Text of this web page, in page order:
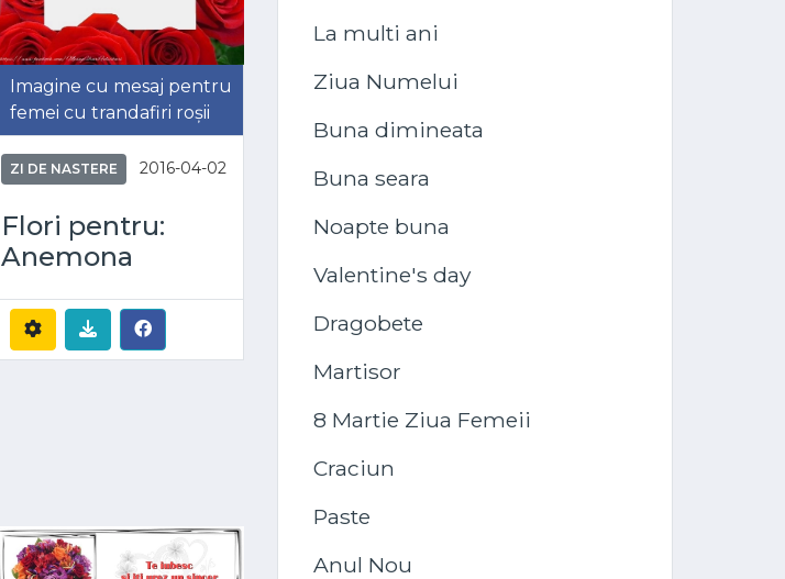
Imagine cu mesaj pentru
femei cu trandafiri roșii
ZI DE NASTERE 2016-04-02
Flori pentru:
Anemona
La multi ani
Ziua Numelui
Buna dimineata
Buna seara
Noapte buna
Valentine's day
Dragobete
Martisor
8 Martie Ziua Femeii
Craciun
Paste
Anul Nou